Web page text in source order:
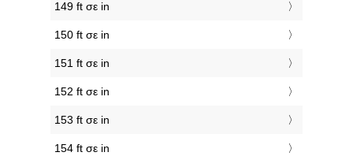
149 ft σε in
150 ft σε in
151 ft σε in
152 ft σε in
153 ft σε in
154 ft σε in